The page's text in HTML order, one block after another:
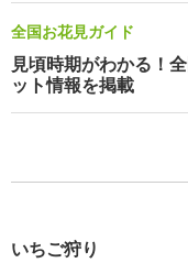
全国お花見ガイド
見頃時期がわかる！
ット情報を掲載
いちご狩り